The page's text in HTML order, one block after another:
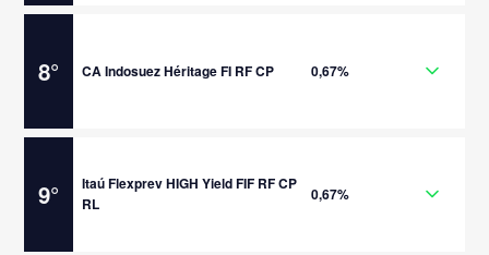
8° CA Indosuez Héritage FI RF CP 0,67%
9°
Itaú Flexprev HIGH Yield FIF RF CP
RL
0,67%